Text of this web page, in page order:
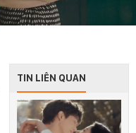
TIN LIÊN QUAN